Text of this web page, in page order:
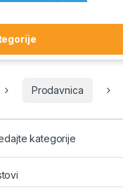
Prodavnica
kategorije